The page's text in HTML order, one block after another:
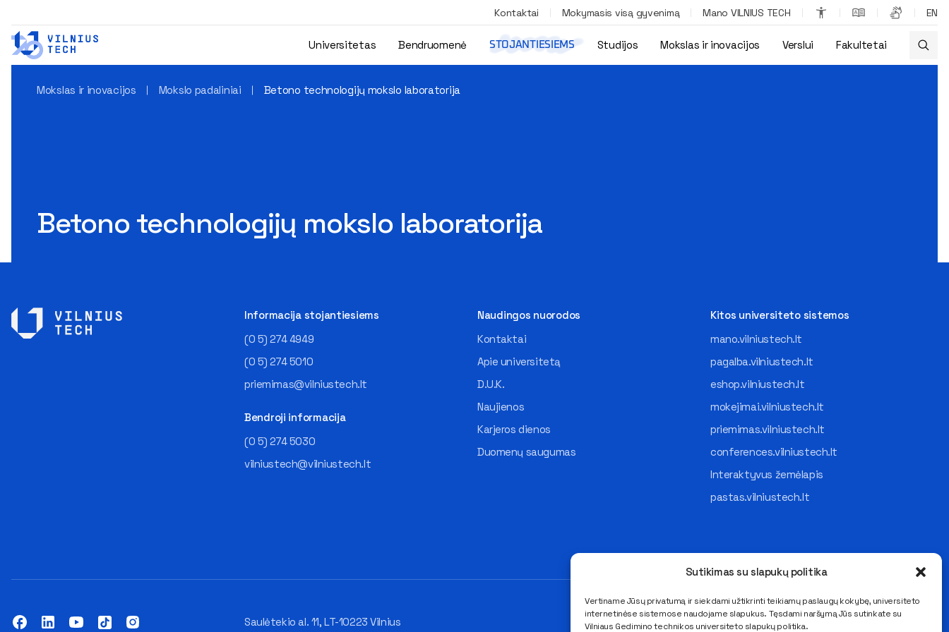
Sutikimas su slapukų politika
Vertiname Jūsų privatumą ir siekdami užtikrinti teikiamų paslaugų kokybę, universiteto
internetinėse sistemose naudojame slapukus. Tęsdami naršymą Jūs sutinkate su
Vilniaus Gedimino technikos universiteto slapukų politika.
Kontaktai Mokymasis visą gyvenimą Mano VILNIUS TECH EN
Universitetas Bendruomenė STOJANTIESIEMS Studijos Mokslas ir inovacijos Verslui Fakultetai
Mokslas ir inovacijos Mokslo padaliniai Betono technologijų mokslo laboratorija
Betono technologijų mokslo laboratorija
Informacija stojantiesiems
(0 5) 274 4949
(0 5) 274 5010
priemimas@vilniustech.lt
Bendroji informacija
(0 5) 274 5030
vilniustech@vilniustech.lt
Naudingos nuorodos
Kontaktai
Apie universitetą
D.U.K.
Naujienos
Karjeros dienos
Duomenų saugumas
Kitos universiteto sistemos
mano.vilniustech.lt
pagalba.vilniustech.lt
eshop.vilniustech.lt
mokejimai.vilniustech.lt
priemimas.vilniustech.lt
conferences.vilniustech.lt
Interaktyvus žemėlapis
pastas.vilniustech.lt
Saulėtekio al. 11, LT-10223 Vilnius